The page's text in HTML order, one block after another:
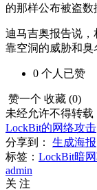
的那样公布被盗数
迪马吉奥报告说，
靠空洞的威胁和臭
0 个人 已赞
赞一个 收藏 (0)
未经允许不得转载
LockBit的网络攻击
分享到：
生成海报
标签： LockBit暗
admin
关 注